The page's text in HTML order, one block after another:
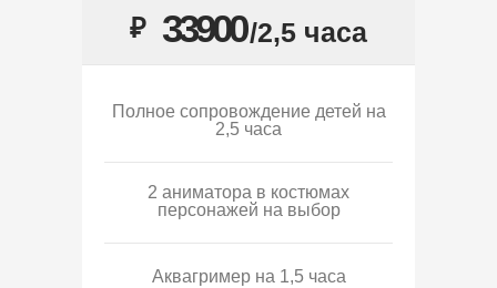
₽ 33900/2,5 часа
Полное сопровождение детей на
2,5 часа
2 аниматора в костюмах
персонажей на выбор
Аквагример на 1,5 часа